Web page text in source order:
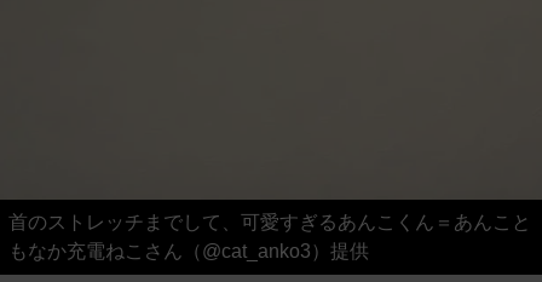
首のストレッチまでして、可愛すぎるあんこくん＝あんこと
もなか充電ねこさん（@cat_anko3）提供